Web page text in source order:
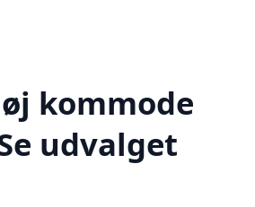
kommode
udvalget